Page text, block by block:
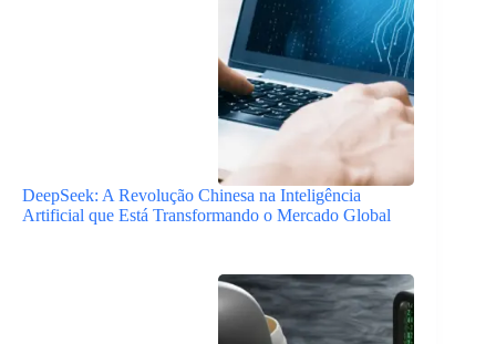
DeepSeek: A Revolução Chinesa na Inteligência
Artificial que Está Transformando o Mercado Global